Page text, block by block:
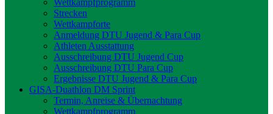
Wettkampfprogramm
Strecken
Wettkampforte
Anmeldung DTU Jugend & Para Cup
Athleten Ausstattung
Ausschreibung DTU Jugend Cup
Ausschreibung DTU Para Cup
Ergebnisse DTU Jugend & Para Cup
GISA-Duathlon DM Sprint
Termin, Anreise & Übernachtung
Wettkampfprogramm